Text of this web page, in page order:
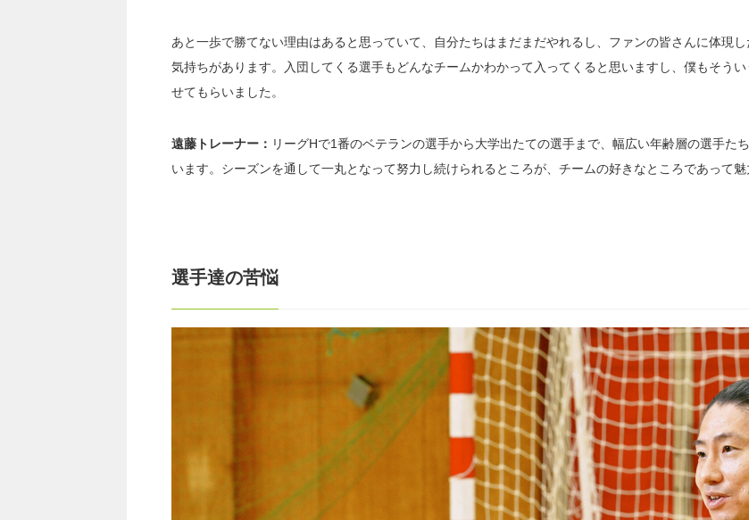
あと一歩で勝てない理由はあると思っていて、自分たちはまだまだやれるし、ファンの皆さんに体現
気持ちがあります。入団してくる選手もどんなチームかわかって入ってくると思いますし、僕もそう
せてもらいました。
遠藤トレーナー： リーグHで1番のベテランの選手から大学出たての選手まで、幅広い年齢層の選手た
います。 シーズンを通して一丸となって努力し続けられるところが、チームの好きなところであって魅
選手達の苦悩